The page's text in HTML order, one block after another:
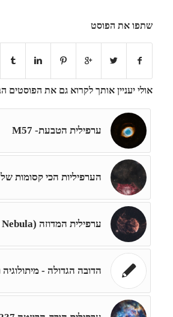
שתפו את הפוסט
אולי יעניין אותך לקרוא גם את הפוסטים
ערפילית הטבעת- M57
הערפיליות הכי קסומות
ערפילית המדוזה (The Jellyfish Nebula)
הדובה הגדולה - מיתולוגיה